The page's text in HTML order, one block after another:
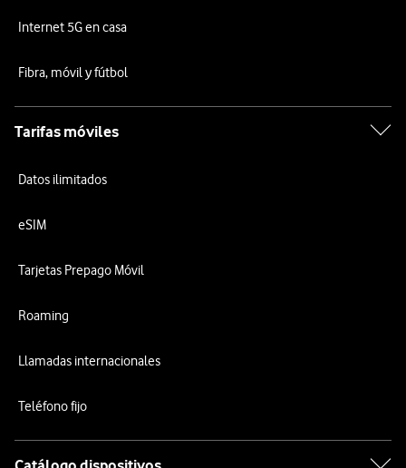
Internet 5G en casa
Fibra, móvil y fútbol
Tarifas móviles
Datos ilimitados
eSIM
Tarjetas Prepago Móvil
Roaming
Llamadas internacionales
Teléfono fijo